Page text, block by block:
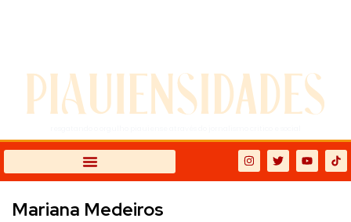
Mariana Medeiros